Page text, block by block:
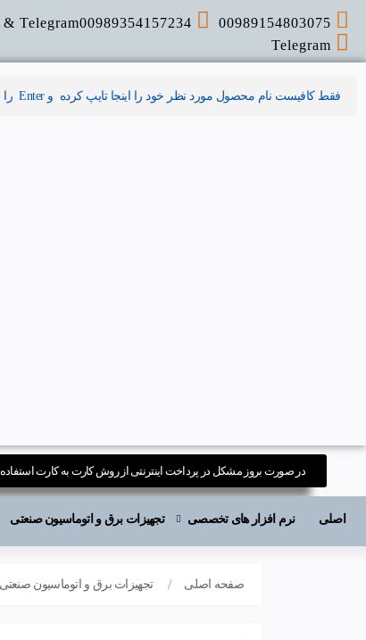
00989154803075
Telegram00989354157234
Telegram
در صورت بروز مشکل در پرداخت اینترنتی از روش کارت به کارت استفاده
اصلی نرم افزار های تخصصی تجهیزات برق و اتوماسیون صنعتی
صفحه اصلی تجهیزات برق و اتوماسیون صنعتی